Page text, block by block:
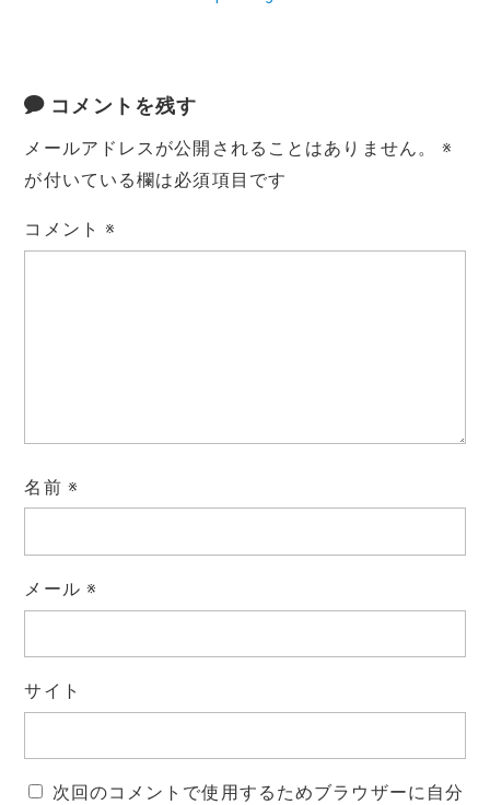
コメントを残す
メールアドレスが公開されることはありません。
※
が付いている欄は必須項目です
コメント※
名前 ※
メール ※
サイト
次回のコメントで使用するためブラウザーに自分